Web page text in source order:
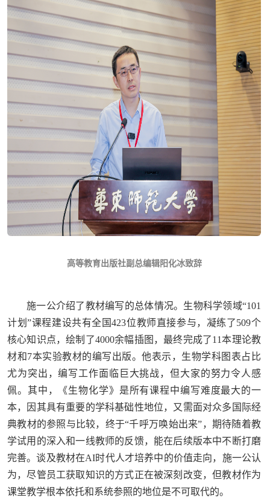
高等教育出版社副总编辑阳化冰致辞
施一公介绍了教材编写的总体情况。生物科学领域“101
计划”课程建设共有全国423位教师直接参与，凝练了509个
核心知识点，绘制了4000余幅插图，最终完成了11本理论教
材和7本实验教材的编写出版。他表示，生物学科图表占比
尤为突出，编写工作面临巨大挑战，但大家的努力令人感
佩。其中，《生物化学》是所有课程中编写难度最大的一
本，因其具有重要的学科基础性地位，又需面对众多国际经
典教材的参照与比较，终于“千呼万唤始出来”，期待随着教
学试用的深入和一线教师的反馈，能在后续版本中不断打磨
完善。谈及教材在AI时代人才培养中的价值走向，施一公认
为，尽管员工获取知识的方式正在被深刻改变，但教材作为
课堂教学根本依托和系统参照的地位是不可取代的。